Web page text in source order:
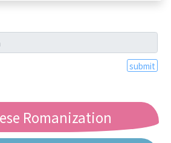
submit
Romanization